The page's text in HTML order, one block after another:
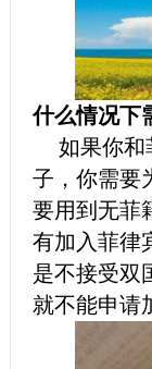
什么情况下
如果你和
子，你需要
要用到无菲
有加入菲律
是不接受双
就不能申请